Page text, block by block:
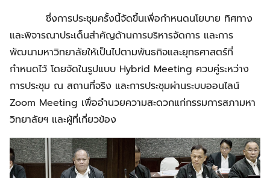
ซึ่งการประชุมครั้งนี้จัดขึ้นเพื่อกำหนดนโยบาย ทิศทาง
และพิจารณาประเด็นสำคัญด้านการบริหารจัดการ และการ
พัฒนามหาวิทยาลัยให้เป็นไปตามพันธกิจและยุทธศาสตร์ที่
กำหนดไว้ โดยจัดในรูปแบบ Hybrid Meeting ควบคู่ระหว่าง
การประชุม ณ สถานที่จริง และการประชุมผ่านระบบออนไลน์
Zoom Meeting เพื่ออำนวยความสะดวกแก่กรรมการสภามหา
วิทยาลัยฯ และผู้ที่เกี่ยวข้อง